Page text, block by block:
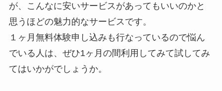
が、こんなに安いサービスがあってもいいのかと
思うほどの魅力的なサービスです。
１ヶ月無料体験申し込みも行なっているので悩ん
でいる人は、ぜひ1ヶ月の間利用してみて試してみ
てはいかがでしょうか。